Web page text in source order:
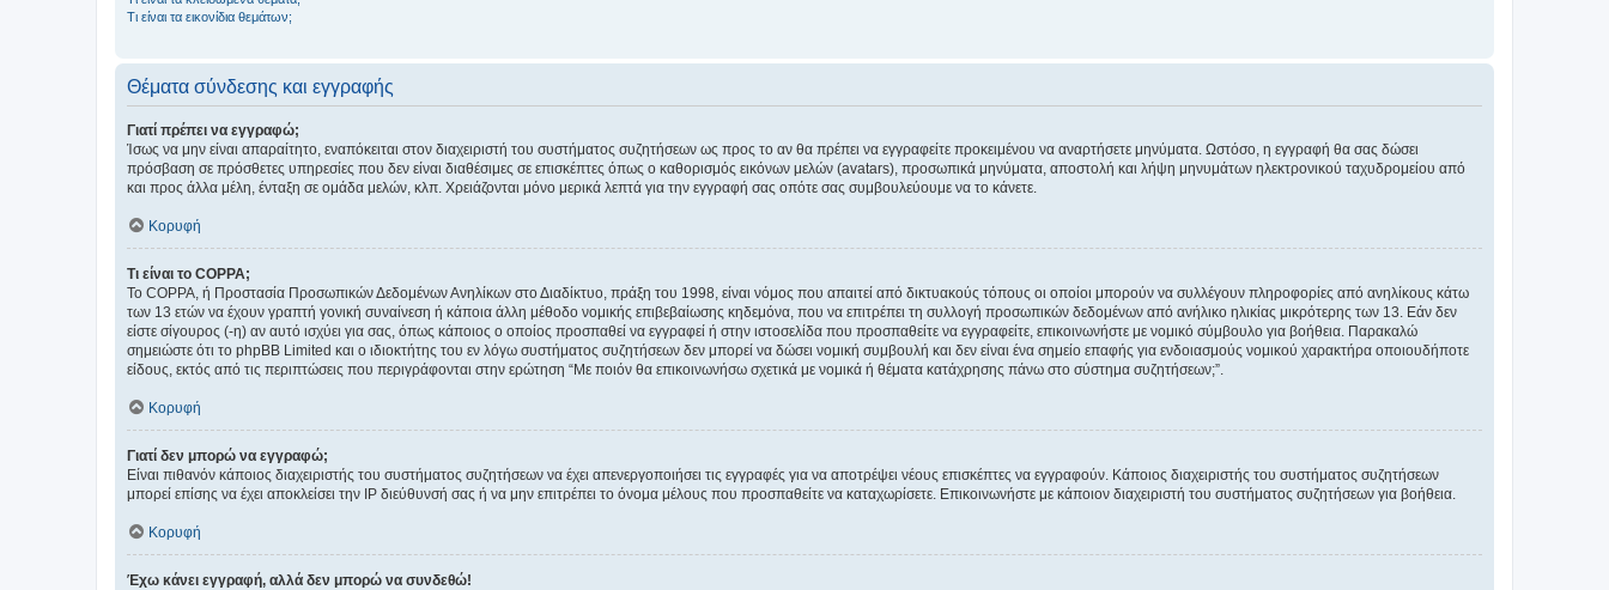
Τι είναι τα εικονίδια θεμάτων;
Θέματα σύνδεσης και εγγραφής
Γιατί πρέπει να εγγραφώ;
Ίσως να μην είναι απαραίτητο, εναπόκειται στον διαχειριστή του συστήματος συζητήσεων ως προς το αν θα πρέπει να εγγραφείτε προκειμένου να αναρτήσετε μηνύματα. Ωστόσο, η εγγραφή θα σας δώσει
πρόσβαση σε πρόσθετες υπηρεσίες που δεν είναι διαθέσιμες σε επισκέπτες όπως ο καθορισμός εικόνων μελών (avatars), προσωπικά μηνύματα, αποστολή και λήψη μηνυμάτων ηλεκτρονικού ταχυδρομείου από
και προς άλλα μέλη, ένταξη σε ομάδα μελών, κλπ. Χρειάζονται μόνο μερικά λεπτά για την εγγραφή σας οπότε σας συμβουλεύουμε να το κάνετε.
Κορυφή
Τι είναι το COPPA;
Το COPPA, ή Προστασία Προσωπικών Δεδομένων Ανηλίκων στο Διαδίκτυο, πράξη του 1998, είναι νόμος που απαιτεί από δικτυακούς τόπους οι οποίοι μπορούν να συλλέγουν πληροφορίες από ανηλίκους κάτω
των 13 ετών να έχουν γραπτή γονική συναίνεση ή κάποια άλλη μέθοδο νομικής επιβεβαίωσης κηδεμόνα, που να επιτρέπει τη συλλογή προσωπικών δεδομένων από ανήλικο ηλικίας μικρότερης των 13. Εάν δεν
είστε σίγουρος (-η) αν αυτό ισχύει για σας, όπως κάποιος ο οποίος προσπαθεί να εγγραφεί ή στην ιστοσελίδα που προσπαθείτε να εγγραφείτε, επικοινωνήστε με νομικό σύμβουλο για βοήθεια. Παρακαλώ
σημειώστε ότι το phpBB Limited και ο ιδιοκτήτης του εν λόγω συστήματος συζητήσεων δεν μπορεί να δώσει νομική συμβουλή και δεν είναι ένα σημείο επαφής για ενδοιασμούς νομικού χαρακτήρα οποιουδήποτε
είδους, εκτός από τις περιπτώσεις που περιγράφονται στην ερώτηση “Με ποιόν θα επικοινωνήσω σχετικά με νομικά ή θέματα κατάχρησης πάνω στο σύστημα συζητήσεων;”.
Κορυφή
Γιατί δεν μπορώ να εγγραφώ;
Είναι πιθανόν κάποιος διαχειριστής του συστήματος συζητήσεων να έχει απενεργοποιήσει τις εγγραφές για να αποτρέψει νέους επισκέπτες να εγγραφούν. Κάποιος διαχειριστής του συστήματος συζητήσεων
μπορεί επίσης να έχει αποκλείσει την IP διεύθυνσή σας ή να μην επιτρέπει το όνομα μέλους που προσπαθείτε να καταχωρίσετε. Επικοινωνήστε με κάποιον διαχειριστή του συστήματος συζητήσεων για βοήθεια.
Κορυφή
Έχω κάνει εγγραφή, αλλά δεν μπορώ να συνδεθώ!